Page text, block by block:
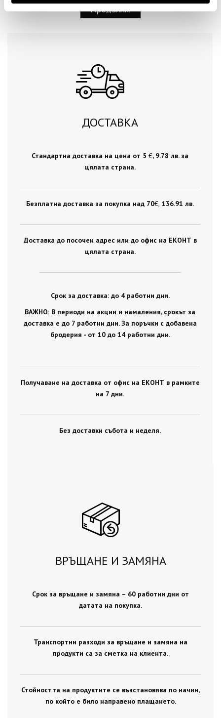
Продължи
ДОСТАВКА
Стандартна доставка на цена от 5 €, 9.78 лв. за
цялата страна.
Безплатна доставка за покупка над 70€ , 136.91 лв.
Доставка до посочен адрес или до офис на ЕКОНТ в
цялата страна.
Срок за доставка: до 4 работни дни.
ВАЖНО: В периоди на акции и намаления, срокът за
доставка е до 7 работни дни. За поръчки с добавена
бродерия - от 10 до 14 работни дни.
Получаване на доставка от офис на ЕКОНТ в рамките
на 7 дни.
Без доставки събота и неделя.
ВРЪЩАНЕ И ЗАМЯНА
Срок за връщане и замяна – 60 работни дни от
датата на покупка.
Транспортни разходи за връщане и замяна на
продукти са за сметка на клиента.
Стойността на продуктите се възстановява по начин,
по който е било направено плащането.